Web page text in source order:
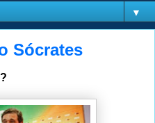
▼
Sócrates